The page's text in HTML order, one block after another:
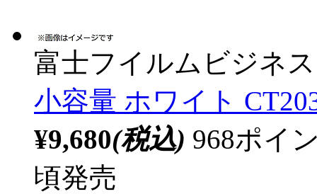
富士フイルムビジネ
小容量 ホワイト
¥9,680(税込) 968ポイ
頃発売